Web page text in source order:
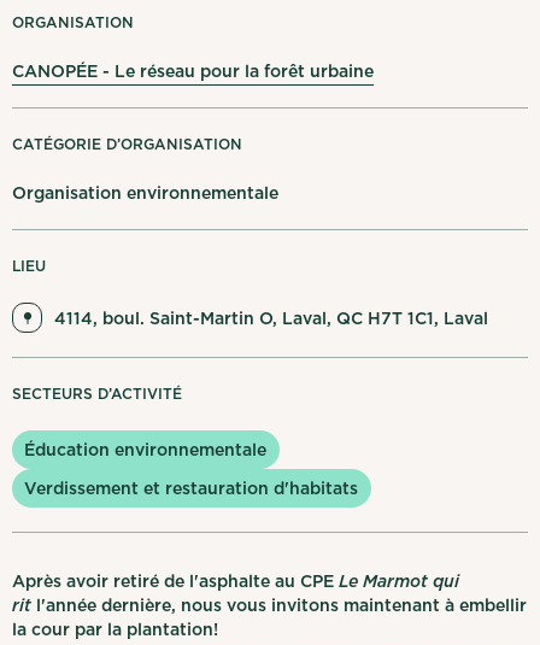
English
Mes notifications
Se déconnecter
ORGANISATION
CANOPÉE - Le réseau pour la forêt urbaine
CATÉGORIE D’ORGANISATION
Organisation environnementale
LIEU
4114, boul. Saint-Martin O, Laval, QC H7T 1C1, Laval
SECTEURS D’ACTIVITÉ
Éducation environnementale
Verdissement et restauration d'habitats
Après avoir retiré de l'asphalte au CPE Le Marmot qui
rit l'année dernière, nous vous invitons maintenant à embellir
la cour par la plantation!